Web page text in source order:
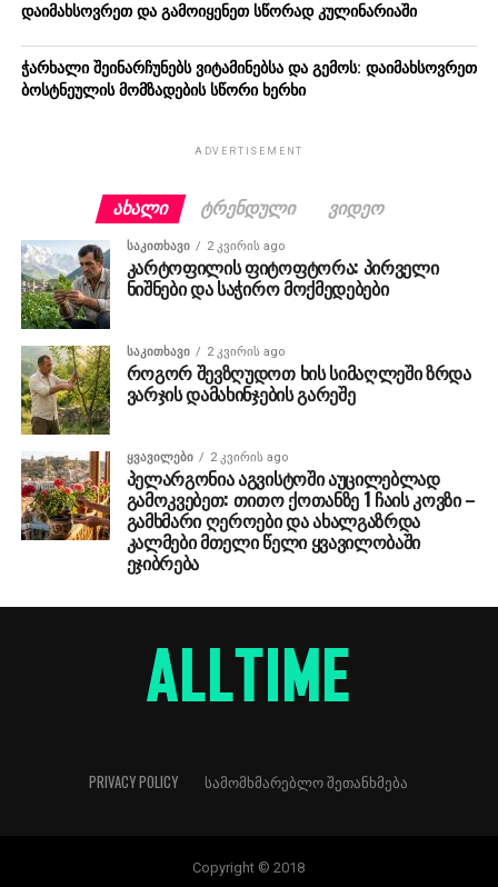
დაიმახსოვრეთ და გამოიყენეთ სწორად კულინარიაში
ჭარხალი შეინარჩუნებს ვიტამინებსა და გემოს: დაიმახსოვრეთ
ბოსტნეულის მომზადების სწორი ხერხი
ADVERTISEMENT
ᲐᲮᲐᲚᲘ ᲢᲠᲔᲜᲓᲣᲚᲘ ᲕᲘᲓᲔᲝ
ᲡᲐᲙᲘᲗᲮᲐᲕᲘ 2 კვირის ago
კარტოფილის ფიტოფტორა: პირველი
ნიშნები და საჭირო მოქმედებები
ᲡᲐᲙᲘᲗᲮᲐᲕᲘ 2 კვირის ago
როგორ შევზღუდოთ ხის სიმაღლეში ზრდა
ვარჯის დამახინჯების გარეშე
ᲧᲕᲐᲕᲘᲚᲔᲑᲘ 2 კვირის ago
პელარგონია აგვისტოში აუცილებლად
გამოკვებეთ: თითო ქოთანზე 1 ჩაის კოვზი –
გამხმარი ღეროები და ახალგაზრდა
კალმები მთელი წელი ყვავილობაში
ეჯიბრება
PRIVACY POLICY ᲡᲐᲛᲝᲛᲮᲛᲐᲠᲔᲑᲚᲝ ᲨᲔᲗᲐᲜᲮᲛᲔᲑᲐ
Copyright © 2018